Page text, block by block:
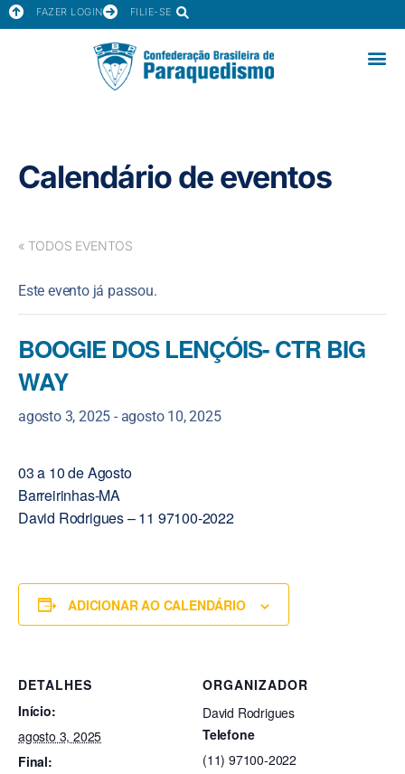
FAZER LOGIN FILIE-SE
Calendário de eventos
« TODOS EVENTOS
Este evento já passou.
BOOGIE DOS LENÇÓIS- CTR BIG
WAY
agosto 3, 2025 - agosto 10, 2025
03 a 10 de Agosto
Barreirinhas-MA
David Rodrigues – 11 97100-2022
ADICIONAR AO CALENDÁRIO
DETALHES
Início:
agosto 3, 2025
Final:
ORGANIZADOR
David Rodrigues
Telefone
(11) 97100-2022